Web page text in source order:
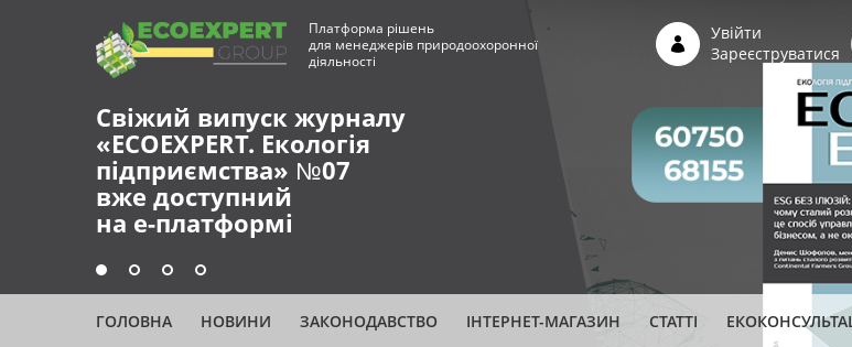
Платформа рішень
для менеджерів природоохоронної
діяльності
Увійти
Зареєструватися
ГОЛОВНА НОВИНИ ЗАКОНОДАВСТВО ІНТЕРНЕТ-МАГАЗИН СТАТТІ